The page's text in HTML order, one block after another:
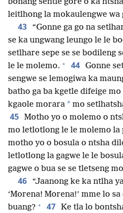
bonang sentle gore o ka
leitlhong la mokaulengwe wa
43
“Gonne ga go na
se ka ungwang leungo le le
setlhare sepe se se bodileng
le le molemo. + 44 Gonne
sengwe se lemogiwa ka
batho ga ba kgetle difeige
kgaole morara * mo
45 Motho yo o molemo o
mo letlotlong le le molemo la
motho yo o bosula o ntsha
letlotlong la gagwe le le
gagwe o bua se se tletseng
46
“Jaanong ke ka ntlha
‘Morena! Morena!’ mme lo
buang? + 47 Ke tla lo